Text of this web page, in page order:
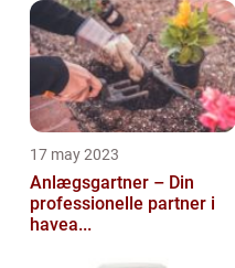
17 may 2023
Anlægsgartner – Din
professionelle partner i
havea...